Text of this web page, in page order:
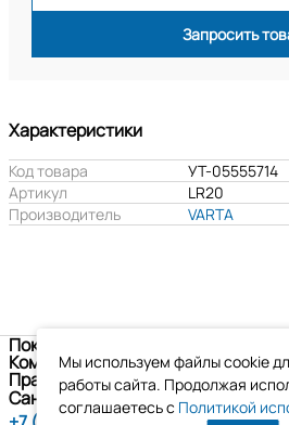
Запросить
Характеристики
Код товара
УТ-05555714
Артикул
LR20
Производитель
VARTA
Покупателям
Компания
Правовая информация
Санкт-Петербург, ул. Новоселов
Мы используем файлы cookie
работы сайта. Продолжая
соглашаетесь с Политикой